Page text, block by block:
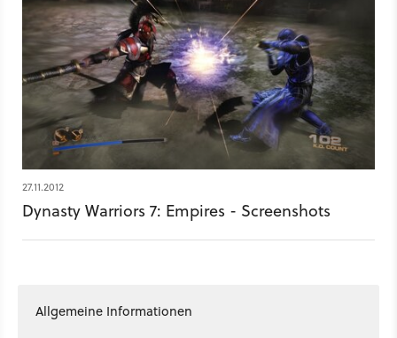
27.11.2012
Dynasty Warriors 7: Empires - Screenshots
Allgemeine Informationen